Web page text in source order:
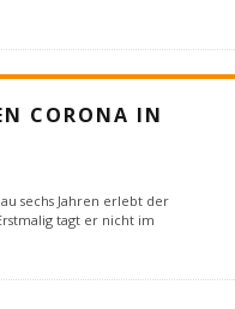
CORONA IN
sechs Jahren erlebt der
tagt er nicht im